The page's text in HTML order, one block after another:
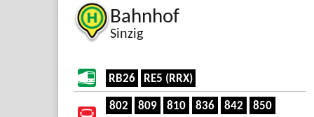
Bahnhof
Sinzig
RB26 RE5 (RRX)
802
809 810 836 842
850